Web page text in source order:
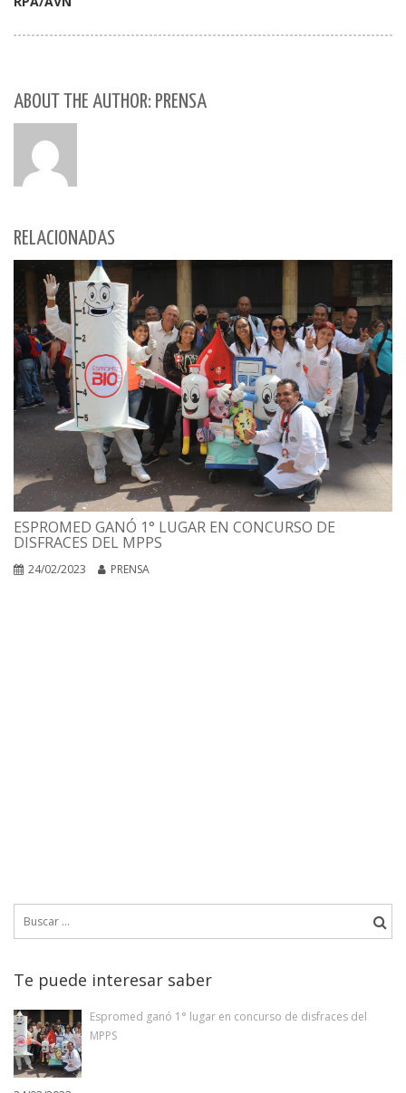
ABOUT THE AUTHOR: PRENSA
RELACIONADAS
ESPROMED GANÓ 1° LUGAR EN CONCURSO DE
DISFRACES DEL MPPS
24/02/2023 PRENSA
Te puede interesar saber
Espromed ganó 1° lugar en concurso de disfraces del
MPPS